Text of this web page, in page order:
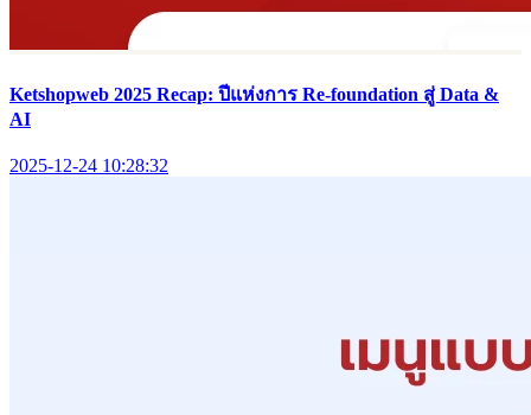
Ketshopweb 2025 Recap: ปีแห่งการ Re-foundation สู่ Data &
AI
2025-12-24 10:28:32